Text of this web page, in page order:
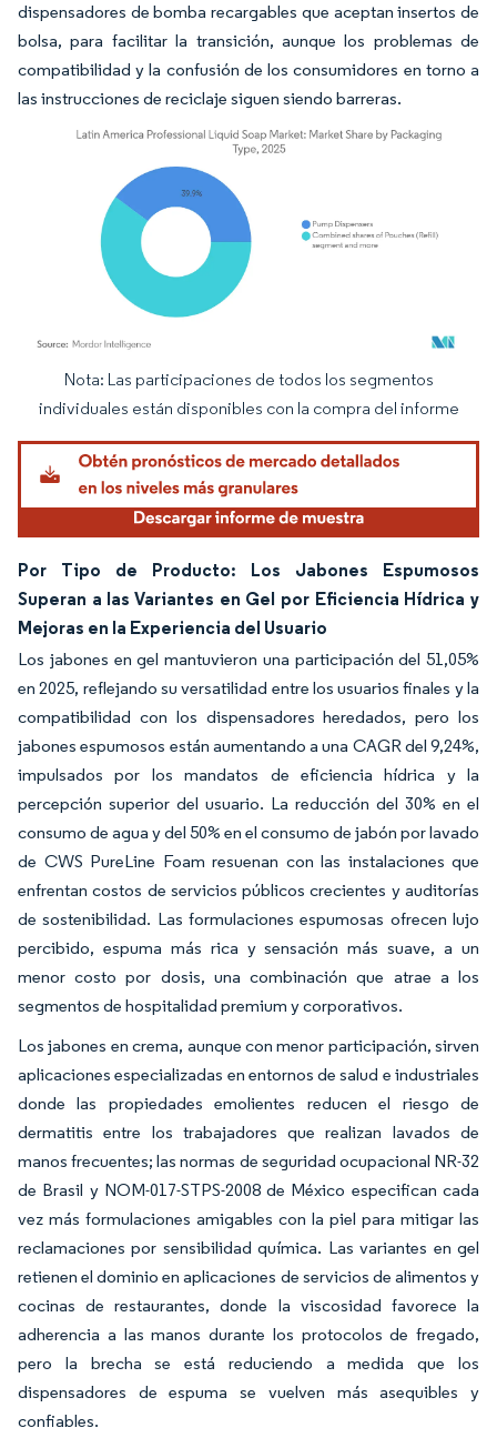
dispensadores de bomba recargables que aceptan insertos de
bolsa, para facilitar la transición, aunque los problemas de
compatibilidad y la confusión de los consumidores en torno a
las instrucciones de reciclaje siguen siendo barreras.
Imagen © Mordor Intelligence. El uso requiere atribución según CC BY 4.0.
Nota: Las participaciones de todos los segmentos
individuales están disponibles con la compra del informe
Por Tipo de Producto: Los Jabones Espumosos
Superan a las Variantes en Gel por Eficiencia Hídrica y
Mejoras en la Experiencia del Usuario
Los jabones en gel mantuvieron una participación del 51,05%
en 2025, reflejando su versatilidad entre los usuarios finales y la
compatibilidad con los dispensadores heredados, pero los
jabones espumosos están aumentando a una CAGR del 9,24%,
impulsados por los mandatos de eficiencia hídrica y la
percepción superior del usuario. La reducción del 30% en el
consumo de agua y del 50% en el consumo de jabón por lavado
de CWS PureLine Foam resuenan con las instalaciones que
enfrentan costos de servicios públicos crecientes y auditorías
de sostenibilidad. Las formulaciones espumosas ofrecen lujo
percibido, espuma más rica y sensación más suave, a un
menor costo por dosis, una combinación que atrae a los
segmentos de hospitalidad premium y corporativos.
Los jabones en crema, aunque con menor participación, sirven
aplicaciones especializadas en entornos de salud e industriales
donde las propiedades emolientes reducen el riesgo de
dermatitis entre los trabajadores que realizan lavados de
manos frecuentes; las normas de seguridad ocupacional NR-32
de Brasil y NOM-017-STPS-2008 de México especifican cada
vez más formulaciones amigables con la piel para mitigar las
reclamaciones por sensibilidad química. Las variantes en gel
retienen el dominio en aplicaciones de servicios de alimentos y
cocinas de restaurantes, donde la viscosidad favorece la
adherencia a las manos durante los protocolos de fregado,
pero la brecha se está reduciendo a medida que los
dispensadores de espuma se vuelven más asequibles y
confiables.